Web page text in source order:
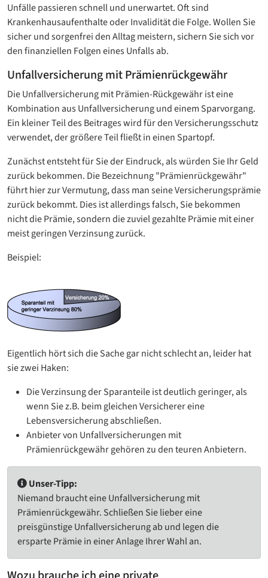
Unfälle passieren schnell und unerwartet. Oft sind
Krankenhausaufenthalte oder Invalidität die Folge. Wollen Sie
sicher und sorgenfrei den Alltag meistern, sichern Sie sich vor
den finanziellen Folgen eines Unfalls ab.
Unfallversicherung mit Prämienrückgewähr
Die Unfallversicherung mit Prämien-Rückgewähr ist eine
Kombination aus Unfallversicherung und einem Sparvorgang.
Ein kleiner Teil des Beitrages wird für den Versicherungsschutz
verwendet, der größere Teil fließt in einen Spartopf.
Zunächst entsteht für Sie der Eindruck, als würden Sie Ihr Geld
zurück bekommen. Die Bezeichnung "Prämienrückgewähr"
führt hier zur Vermutung, dass man seine Versicherungsprämie
zurück bekommt. Dies ist allerdings falsch, Sie bekommen
nicht die Prämie, sondern die zuviel gezahlte Prämie mit einer
meist geringen Verzinsung zurück.
Beispiel:
Eigentlich hört sich die Sache gar nicht schlecht an, leider hat
sie zwei Haken:
Die Verzinsung der Sparanteile ist deutlich geringer, als
wenn Sie z.B. beim gleichen Versicherer eine
Lebensversicherung abschließen.
Anbieter von Unfallversicherungen mit
Prämienrückgewähr gehören zu den teuren Anbietern.
Unser-Tipp:
Niemand braucht eine Unfallversicherung mit
Prämienrückgewähr. Schließen Sie lieber eine
preisgünstige Unfallversicherung ab und legen die
ersparte Prämie in einer Anlage Ihrer Wahl an.